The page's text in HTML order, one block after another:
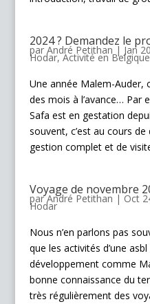
2024 ? Demandez le
par André Petithan | Jan
Hodar,Activité en Belgique
Une année Malem-Auder,
des mois à l’avance… Par
Safa est en gestation
souvent, c’est au cours
gestion complet et de
Voyage de novembre
parAndré Petithan | Oct
Hodar
Nous n’en parlons pas
que les activités d’une
développement comme
bonne connaissance du
très régulièrement des